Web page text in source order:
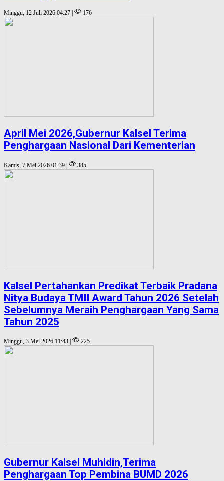
Minggu, 12 Juli 2026 04:27 | 176
April Mei 2026,Gubernur Kalsel Terima
Penghargaan Nasional Dari Kementerian
Kamis, 7 Mei 2026 01:39 | 385
Kalsel Pertahankan Predikat Terbaik Pradana
Nitya Budaya TMII Award Tahun 2026 Setelah
Sebelumnya Meraih Penghargaan Yang Sama
Tahun 2025
Minggu, 3 Mei 2026 11:43 | 225
Gubernur Kalsel Muhidin,Terima
Penghargaan Top Pembina BUMD 2026